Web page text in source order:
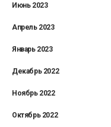
Июнь 2023
Апрель 2023
Январь 2023
Декабрь 2022
Ноябрь 2022
Октябрь 2022